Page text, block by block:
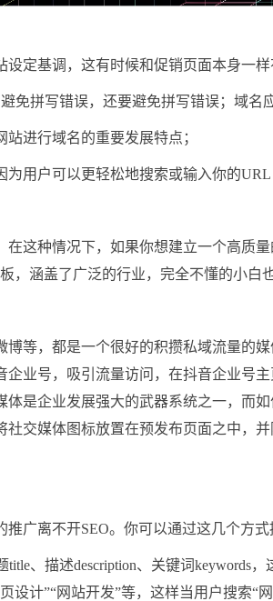
设定基调，这有时候和促销页面本身一
免拼写错误，还要避免拼写错误；域名
进行域名的重要发展特点；
用户可以更轻松地搜索或输入你的URL
在这种情况下，如果你想建立一个高质
，涵盖了广泛的行业，完全不懂的小白
博等，都是一个很好的积攒私域流量的
企业号，吸引流量访问，在抖音企业号
体是企业发展强大的武器系统之一，而
社交媒体图标放置在预发布页面之中，
广离不开SEO。你可以通过这几个方式
、描述description、关键词keywords
设计”“网站开发”等，这样当用户搜索“